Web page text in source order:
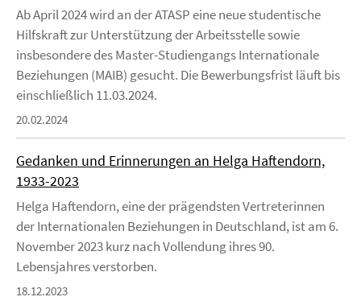
Ab April 2024 wird an der ATASP eine neue studentische
Hilfskraft zur Unterstützung der Arbeitsstelle sowie
insbesondere des Master-Studiengangs Internationale
Beziehungen (MAIB) gesucht. Die Bewerbungsfrist läuft bis
einschließlich 11.03.2024.
20.02.2024
Gedanken und Erinnerungen an Helga Haftendorn,
1933-2023
Helga Haftendorn, eine der prägendsten Vertreterinnen
der Internationalen Beziehungen in Deutschland, ist am 6.
November 2023 kurz nach Vollendung ihres 90.
Lebensjahres verstorben.
18.12.2023